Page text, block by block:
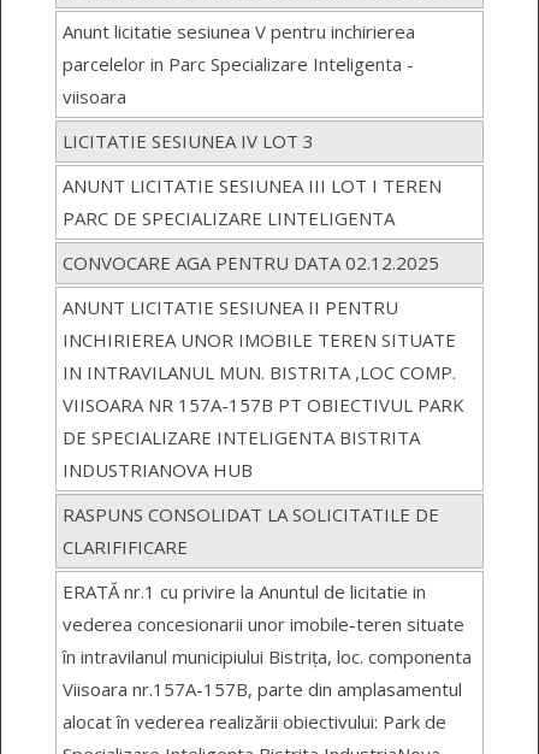
Anunt licitatie sesiunea V pentru inchirierea
parcelelor in Parc Specializare Inteligenta -
viisoara
LICITATIE SESIUNEA IV LOT 3
ANUNT LICITATIE SESIUNEA III LOT I TEREN
PARC DE SPECIALIZARE LINTELIGENTA
CONVOCARE AGA PENTRU DATA 02.12.2025
ANUNT LICITATIE SESIUNEA II PENTRU
INCHIRIEREA UNOR IMOBILE TEREN SITUATE
IN INTRAVILANUL MUN. BISTRITA ,LOC COMP.
VIISOARA NR 157A-157B PT OBIECTIVUL PARK
DE SPECIALIZARE INTELIGENTA BISTRITA
INDUSTRIANOVA HUB
RASPUNS CONSOLIDAT LA SOLICITATILE DE
CLARIFIFICARE
ERATĂ nr.1 cu privire la Anuntul de licitatie in
vederea concesionarii unor imobile-teren situate
în intravilanul municipiului Bistrița, loc. componenta
Viisoara nr.157A-157B, parte din amplasamentul
alocat în vederea realizării obiectivului: Park de